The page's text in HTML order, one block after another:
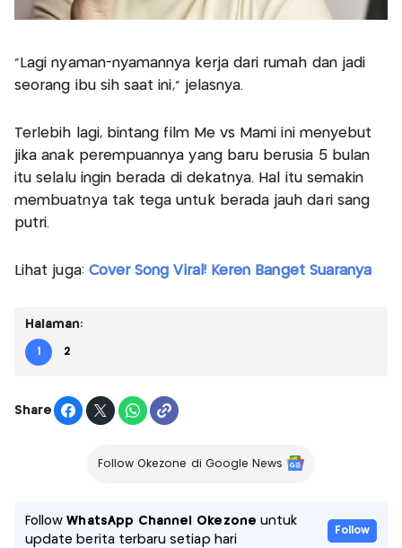
"Lagi nyaman-nyamannya kerja dari rumah dan jadi
seorang ibu sih saat ini," jelasnya.
Terlebih lagi, bintang film Me vs Mami ini menyebut
jika anak perempuannya yang baru berusia 5 bulan
itu selalu ingin berada di dekatnya. Hal itu semakin
membuatnya tak tega untuk berada jauh dari sang
putri.
Lihat juga: Cover Song Viral! Keren Banget Suaranya
Halaman:
1 2
Share
Follow Okezone di Google News
FollowWhatsApp Channel Okezone untuk
update berita terbaru setiap hari
Follow